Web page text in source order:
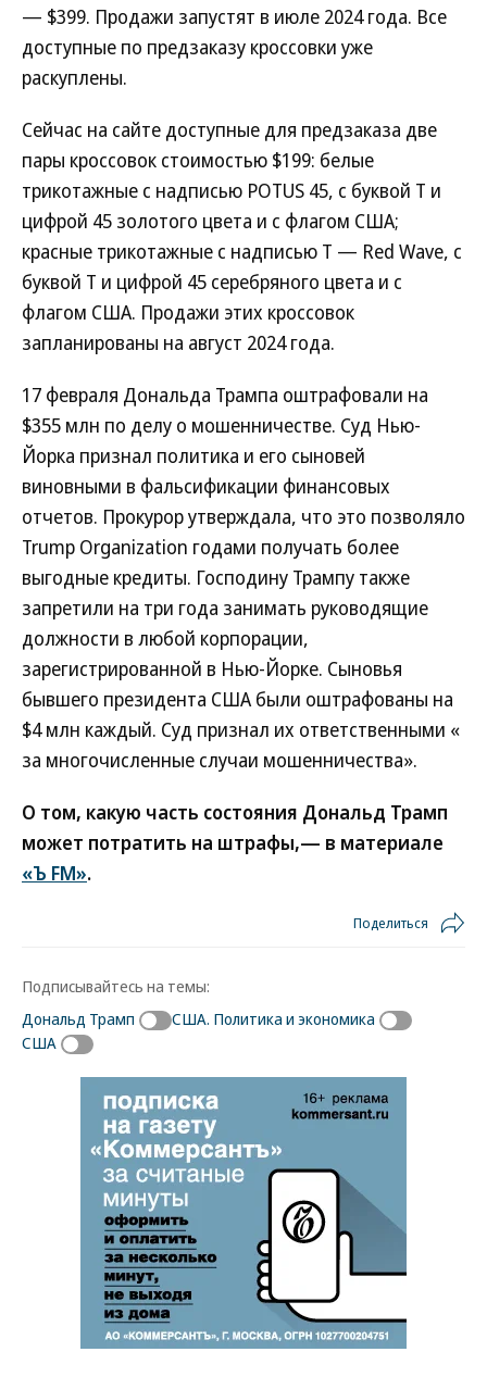
— $399. Продажи запустят в июле 2024 года. Все
доступные по предзаказу кроссовки уже
раскуплены.
Сейчас на сайте доступные для предзаказа две
пары кроссовок стоимостью $199: белые
трикотажные с надписью POTUS 45, с буквой T и
цифрой 45 золотого цвета и с флагом США;
красные трикотажные с надписью T — Red Wave, с
буквой T и цифрой 45 серебряного цвета и с
флагом США. Продажи этих кроссовок
запланированы на август 2024 года.
17 февраля Дональда Трампа оштрафовали на
$355 млн по делу о мошенничестве. Суд Нью-
Йорка признал политика и его сыновей
виновными в фальсификации финансовых
отчетов. Прокурор утверждала, что это позволяло
Trump Organization годами получать более
выгодные кредиты. Господину Трампу также
запретили на три года занимать руководящие
должности в любой корпорации,
зарегистрированной в Нью-Йорке. Сыновья
бывшего президента США были оштрафованы на
$4 млн каждый. Суд признал их ответственными «
за многочисленные случаи мошенничества».
О том, какую часть состояния Дональд Трамп
может потратить на штрафы,— в материале
«Ъ FM».
Поделиться
Подписывайтесь на темы:
Дональд Трамп
США. Политика и экономика
США